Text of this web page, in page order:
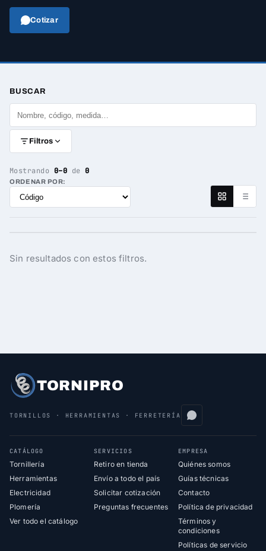
Cotizar
BUSCAR
Filtros
Mostrando 0–0 de0
ORDENAR POR:
Sin resultados con estos filtros.
TORNIPRO
TORNILLOS · HERRAMIENTAS · FERRETERÍA
CATÁLOGO
Tornillería
Herramientas
Electricidad
Plomería
Ver todo el catálogo
SERVICIOS
Retiro en tienda
Envío a todo el país
Solicitar cotización
Preguntas frecuentes
EMPRESA
Quiénes somos
Guías técnicas
Contacto
Política de privacidad
Términos y
condiciones
Políticas de servicio